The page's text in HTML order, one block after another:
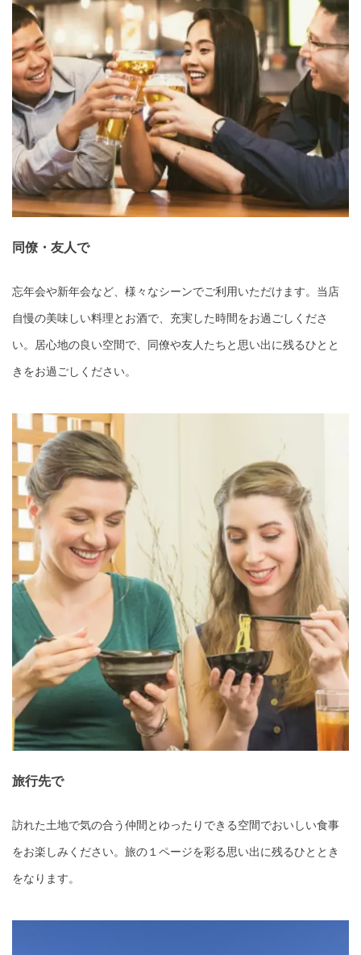
同僚・友人で
忘年会や新年会など、様々なシーンでご利用いただけます。当店
自慢の美味しい料理とお酒で、充実した時間をお過ごしくださ
い。居心地の良い空間で、同僚や友人たちと思い出に残るひとと
きをお過ごしください。
旅行先で
訪れた土地で気の合う仲間とゆったりできる空間でおいしい食事
をお楽しみください。旅の１ページを彩る思い出に残るひととき
をなります。